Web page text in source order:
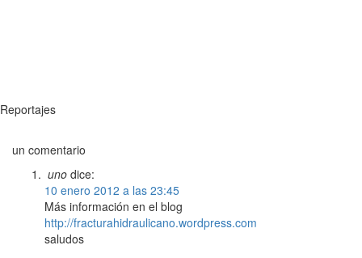
Reportajes
un comentario
uno dice:
10 enero 2012 a las 23:45
Más información en el blog
http://fracturahidraulicano.wordpress.com
saludos